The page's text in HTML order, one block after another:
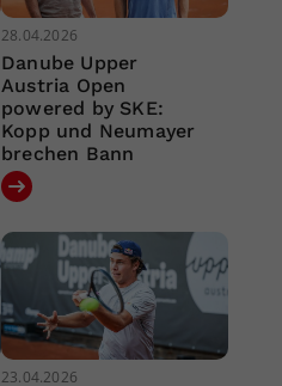
28.04.2026
Danube Upper
Austria Open
powered by SKE:
Kopp und Neumayer
brechen Bann
23.04.2026